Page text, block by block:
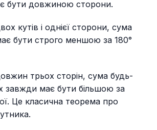
бути довжиною сторони.
кутів і однієї сторони, сума
бути строго меншою за 180°
трьох сторін, сума будь-
завжди має бути більшою за
Це класична теорема про